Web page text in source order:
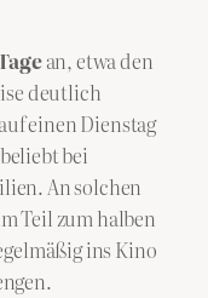
an, etwa den
deutlich
einen Dienstag
bei
An solchen
Teil zum halben
ins Kino